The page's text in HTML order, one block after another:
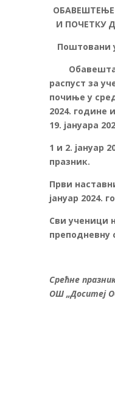
И ПОЧЕТКУ
Поштовани
распуст за
почиње у
2024. године
19. јануара
1 и 2. јануар
празник.
Први
јануар 2024.
Сви ученици
преподневну
Срећне
ОШ „Доситеј